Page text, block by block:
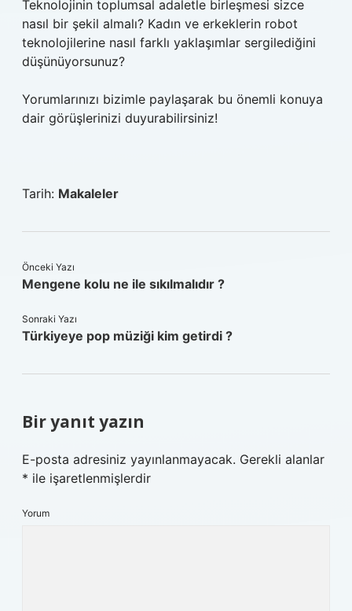
Teknolojinin toplumsal adaletle birleşmesi sizce
nasıl bir şekil almalı? Kadın ve erkeklerin robot
teknolojilerine nasıl farklı yaklaşımlar sergilediğini
düşünüyorsunuz?
Yorumlarınızı bizimle paylaşarak bu önemli konuya
dair görüşlerinizi duyurabilirsiniz!
Tarih: Makaleler
Önceki Yazı
Mengene kolu ne ile sıkılmalıdır ?
Sonraki Yazı
Türkiyeye pop müziği kim getirdi ?
Bir yanıt yazın
E-posta adresiniz yayınlanmayacak. Gerekli alanlar
* ile işaretlenmişlerdir
Yorum